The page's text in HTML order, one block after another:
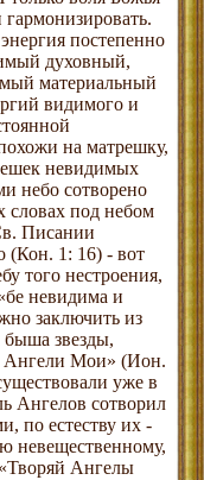
гармонизировать.
постепенно
духовный,
материальный
видимого и
на матрешку,
невидимых
небо сотворено
словах под небом
Писании
(Кон. 1: 16) - вот
того нестроения,
невидима и
заключить из
быша звезды,
Ангели Мои» (Ион.
уже в
Ангелов сотворил
по естеству их -
невещественному,
Ангелы